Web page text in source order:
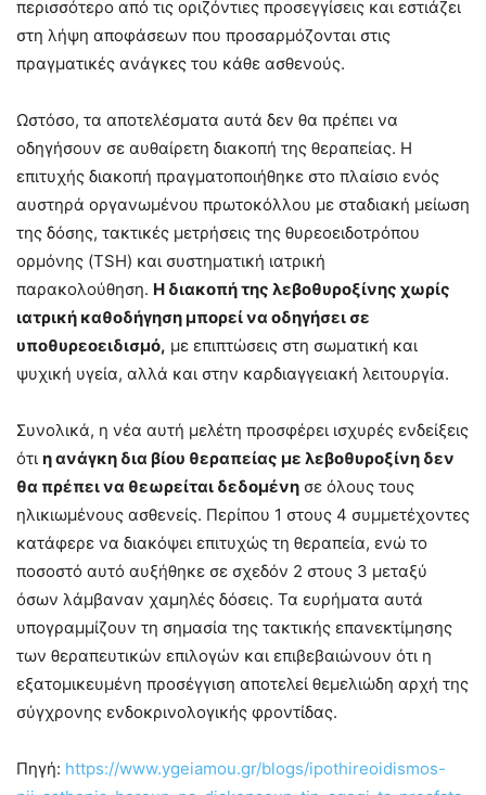
περισσότερο από τις οριζόντιες προσεγγίσεις και εστιάζει
στη λήψη αποφάσεων που προσαρμόζονται στις
πραγματικές ανάγκες του κάθε ασθενούς.
Ωστόσο, τα αποτελέσματα αυτά δεν θα πρέπει να
οδηγήσουν σε αυθαίρετη διακοπή της θεραπείας. Η
επιτυχής διακοπή πραγματοποιήθηκε στο πλαίσιο ενός
αυστηρά οργανωμένου πρωτοκόλλου με σταδιακή μείωση
της δόσης, τακτικές μετρήσεις της θυρεοειδοτρόπου
ορμόνης (TSH) και συστηματική ιατρική
παρακολούθηση. Η διακοπή της λεβοθυροξίνης χωρίς
ιατρική καθοδήγηση μπορεί να οδηγήσει σε
υποθυρεοειδισμό, με επιπτώσεις στη σωματική και
ψυχική υγεία, αλλά και στην καρδιαγγειακή λειτουργία.
Συνολικά, η νέα αυτή μελέτη προσφέρει ισχυρές ενδείξεις
ότι η ανάγκη δια βίου θεραπείας με λεβοθυροξίνη δεν
θα πρέπει να θεωρείται δεδομένη σε όλους τους
ηλικιωμένους ασθενείς. Περίπου 1 στους 4 συμμετέχοντες
κατάφερε να διακόψει επιτυχώς τη θεραπεία, ενώ το
ποσοστό αυτό αυξήθηκε σε σχεδόν 2 στους 3 μεταξύ
όσων λάμβαναν χαμηλές δόσεις. Τα ευρήματα αυτά
υπογραμμίζουν τη σημασία της τακτικής επανεκτίμησης
των θεραπευτικών επιλογών και επιβεβαιώνουν ότι η
εξατομικευμένη προσέγγιση αποτελεί θεμελιώδη αρχή της
σύγχρονης ενδοκρινολογικής φροντίδας.
Πηγή: https://www.ygeiamou.gr/blogs/ipothireoidismos-